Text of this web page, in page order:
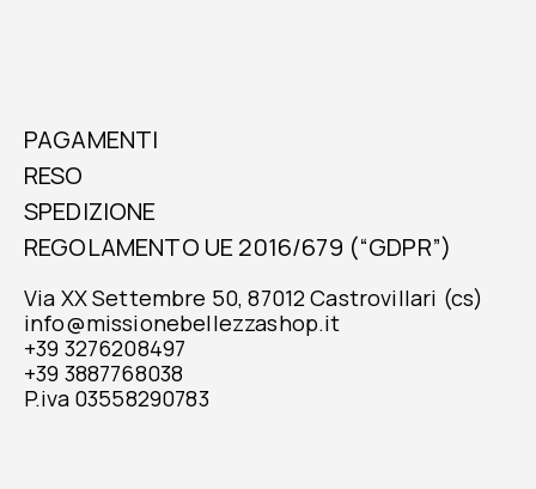
PAGAMENTI
RESO
SPEDIZIONE
REGOLAMENTO UE 2016/679 (“GDPR”)
Via XX Settembre 50, 87012 Castrovillari (cs)
info@missionebellezzashop.it
+39 3276208497
+39 3887768038
P.iva 03558290783